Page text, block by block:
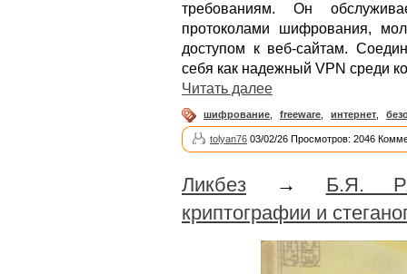
требованиям. Он
протоколами шифрования,
доступом к веб-сайтам.
себя как надежный VPN среди
Читать далее
шифрование freeware интернет
tolyan76 03/02/26 Просмотров: 2046
Ликбез → Б.Я.
криптографии и